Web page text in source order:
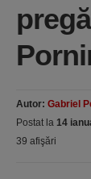
Autor: Gabriel
Postat la 14
39 afişări